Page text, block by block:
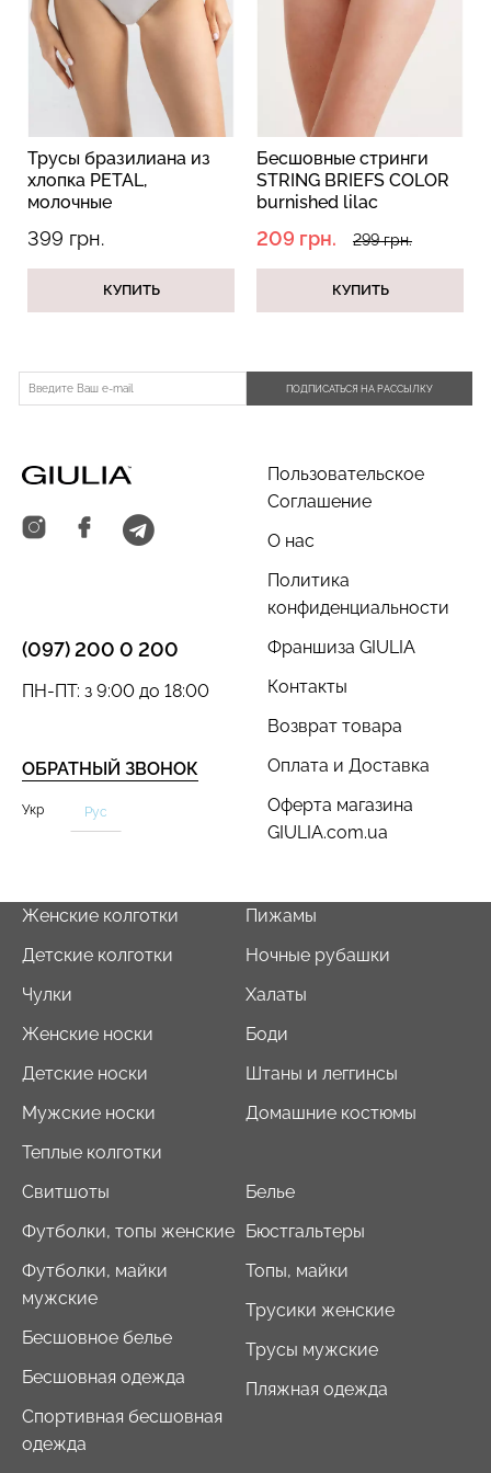
Трусы бразилиана из
хлопка PETAL,
молочные
399 грн.
КУПИТЬ
Бесшовные стринги
STRING BRIEFS COLOR
burnished lilac
209 грн. 299 грн.
КУПИТЬ
ПОДПИСАТЬСЯ НА РАССЫЛКУ
Пользовательское
Соглашение
О нас
Политика
конфиденциальности
Франшиза GIULIA
Контакты
Возврат товара
Оплата и Доставка
Оферта магазина
GIULIA.com.ua
(097) 200 0 200
ОБРАТНЫЙ ЗВОНОК
ПН-ПТ: з 9:00 до 18:00
Укр Рус
Женские колготки
Детские колготки
Чулки
Женские носки
Детские носки
Мужские носки
Теплые колготки
Пижамы
Ночные рубашки
Халаты
Боди
Штаны и леггинсы
Домашние костюмы
Свитшоты
Футболки, топы женские
Футболки, майки
мужские
Бесшовное белье
Бесшовная одежда
Спортивная бесшовная
одежда
Белье
Бюстгальтеры
Топы, майки
Трусики женские
Трусы мужские
Пляжная одежда
Бесшовный топ с легкой
коррекцией BRA
SHAPEWEAR nude
(бежевый) Giulia
Велосипедки с пуш-ап
эффектом бесшовные
TRACKS SHAPE black
(черный) Giulia